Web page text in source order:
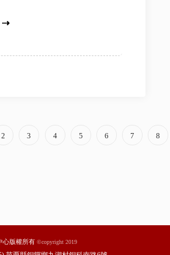
⇢
2 3 4 5 6 7 8
心版權所有 ©copyright 2019